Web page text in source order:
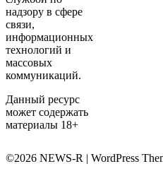
надзору в сфере
связи,
информационных
технологий и
массовых
коммуникаций.
Данный ресурс
может содержать
материалы 18+
©2026 NEWS-R | WordPress